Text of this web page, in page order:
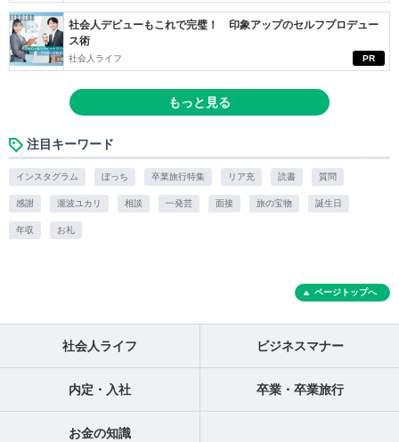
PR
社会人デビューもこれで完璧！ 印象アップのセルフプロデュー
ス術
社会人ライフ
もっと見る
注目キーワード
インスタグラム ぼっち 卒業旅行特集 リア充 読書 質問
感謝 瀧波ユカリ 相談 一発芸 面接 旅の宝物 誕生日
年収 お礼
ページトップへ
社会人ライフ ビジネスマナー
内定・入社 卒業・卒業旅行
お金の知識